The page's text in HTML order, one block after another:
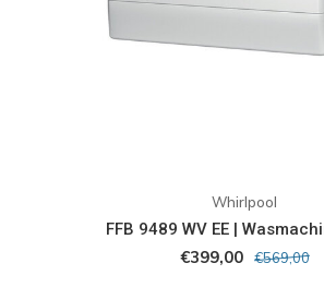
Whirlpool
FFB 9489 WV EE |
€399,00 €569,00